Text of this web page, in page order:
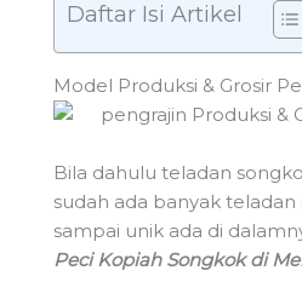
Daftar Isi Artikel
Model Produksi & Grosir
Bila dahulu teladan
sudah ada banyak
sampai unik ada di
Peci Kopiah Songkok di